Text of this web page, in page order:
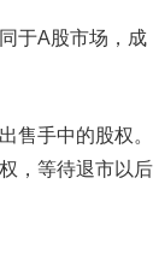
于A股市场，成
手中的股权。
，等待退市以后